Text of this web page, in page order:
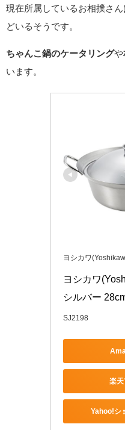
現在所属しているお相撲さ
どいるそうです。
ちゃんこ鍋のケータリングや
います。
ヨシカワ
ヨシカワ
シルバー
SJ2198
楽天
Yahoo!シ